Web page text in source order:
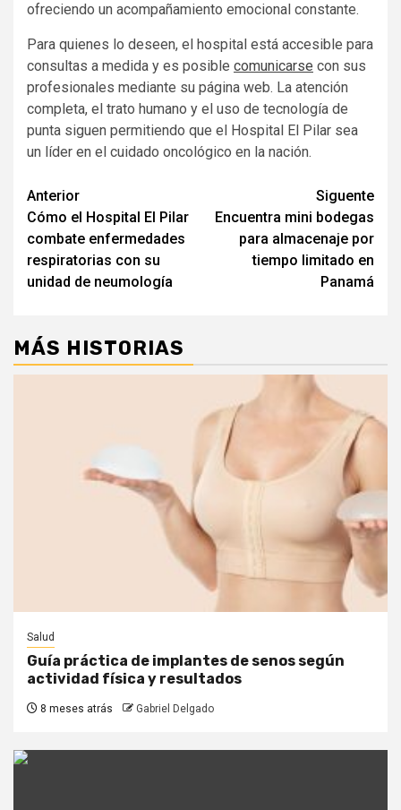
ofreciendo un acompañamiento emocional constante.
Para quienes lo deseen, el hospital está accesible para
consultas a medida y es posible comunicarse con sus
profesionales mediante su página web. La atención
completa, el trato humano y el uso de tecnología de
punta siguen permitiendo que el Hospital El Pilar sea
un líder en el cuidado oncológico en la nación.
Navegación
de
entradas
Anterior
Cómo el Hospital El Pilar
combate enfermedades
respiratorias con su
unidad de neumología
Siguente
Encuentra mini bodegas
para almacenaje por
tiempo limitado en
Panamá
MÁS HISTORIAS
Salud
Guía práctica de implantes de senos según
actividad física y resultados
8 meses atrás Gabriel Delgado